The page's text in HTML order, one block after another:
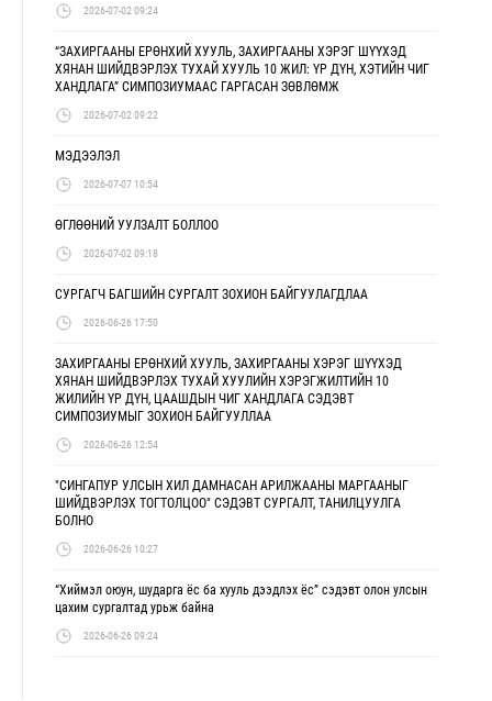
2026-07-02 09:24
“ЗАХИРГААНЫ ЕРӨНХИЙ ХУУЛЬ, ЗАХИРГААНЫ ХЭРЭГ ШҮҮХЭД
ХЯНАН ШИЙДВЭРЛЭХ ТУХАЙ ХУУЛЬ 10 ЖИЛ: ҮР ДҮН, ХЭТИЙН ЧИГ
ХАНДЛАГА” СИМПОЗИУМААС ГАРГАСАН ЗӨВЛӨМЖ
2026-07-02 09:22
МЭДЭЭЛЭЛ
2026-07-07 10:54
ӨГЛӨӨНИЙ УУЛЗАЛТ БОЛЛОО
2026-07-02 09:18
СУРГАГЧ БАГШИЙН СУРГАЛТ ЗОХИОН БАЙГУУЛАГДЛАА
2026-06-26 17:50
ЗАХИРГААНЫ ЕРӨНХИЙ ХУУЛЬ, ЗАХИРГААНЫ ХЭРЭГ ШҮҮХЭД
ХЯНАН ШИЙДВЭРЛЭХ ТУХАЙ ХУУЛИЙН ХЭРЭГЖИЛТИЙН 10
ЖИЛИЙН ҮР ДҮН, ЦААШДЫН ЧИГ ХАНДЛАГА СЭДЭВТ
СИМПОЗИУМЫГ ЗОХИОН БАЙГУУЛЛАА
2026-06-26 12:54
"СИНГАПУР УЛСЫН ХИЛ ДАМНАСАН АРИЛЖААНЫ МАРГААНЫГ
ШИЙДВЭРЛЭХ ТОГТОЛЦОО" СЭДЭВТ СУРГАЛТ, ТАНИЛЦУУЛГА
БОЛНО
2026-06-26 10:27
“Хиймэл оюун, шударга ёс ба хууль дээдлэх ёс” сэдэвт олон улсын
цахим сургалтад урьж байна
2026-06-26 09:24